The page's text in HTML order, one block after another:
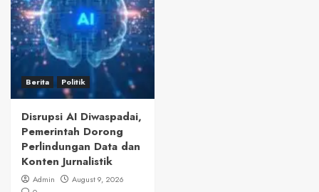
Berita Politik
Disrupsi AI Diwaspadai,
Pemerintah Dorong
Perlindungan Data dan
Konten Jurnalistik
Admin
August 9, 2026